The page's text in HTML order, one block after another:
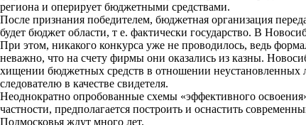
региона и оперирует бюджетными средствами.
После признания победителем, бюджетная организация
будет бюджет области, т е. фактически государство. В
При этом, никакого конкурса уже не проводилось, ведь
неважно, что на счету фирмы они оказались из казны.
хищении бюджетных средств в отношении неустановленных
следователю в качестве свидетеля.
Неоднократно опробованные схемы «эффективного
частности, предполагается построить и оснастить
Подмосковья ждут много лет.